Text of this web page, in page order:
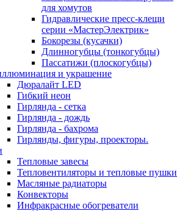
для хомутов
Гидравлические пресс-клещи
серии «МастерЭлектрик»
Бокорезы (кусачки)
Длинногубцы (тонкогубцы)
Пассатижи (плоскогубцы)
и украшение
Дюралайт LED
Гибкий неон
Гирлянда - сетка
Гирлянда - дождь
Гирлянда - бахрома
Гирлянды, фигуры, проекторы.
Тепловые завесы
Тепловентиляторы и тепловые пушки
Масляные радиаторы
Конвекторы
Инфракрасные обогреватели